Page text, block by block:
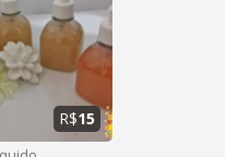
R$15